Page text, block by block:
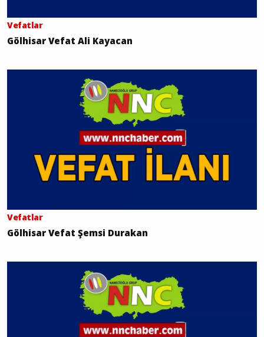
Vefatlar
Gölhisar Vefat Ali Kayacan
Vefatlar
Gölhisar Vefat Şemsi Durakan